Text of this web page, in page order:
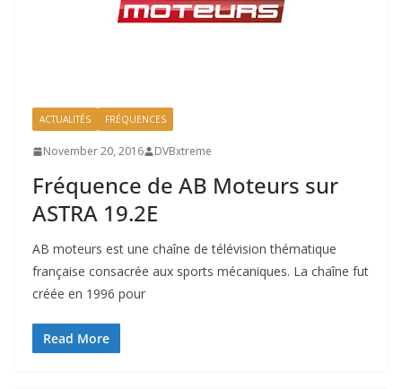
ACTUALITÉS FRÉQUENCES
November 20, 2016 DVBxtreme
Fréquence de AB Moteurs sur
ASTRA 19.2E
AB moteurs est une chaîne de télévision thématique
française consacrée aux sports mécaniques. La chaîne fut
créée en 1996 pour
Read More